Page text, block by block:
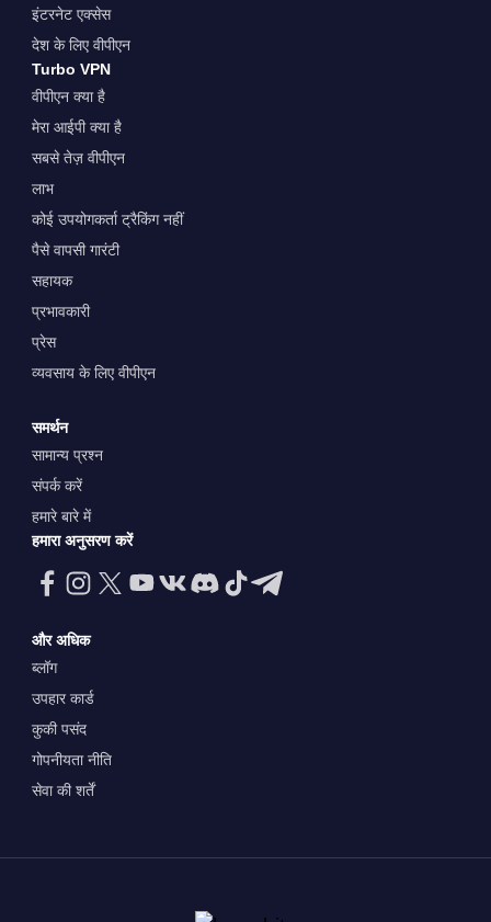
इंटरनेट एक्सेस
देश के लिए वीपीएन
Turbo VPN
वीपीएन क्या है
मेरा आईपी क्या है
सबसे तेज़ वीपीएन
लाभ
कोई उपयोगकर्ता ट्रैकिंग नहीं
पैसे वापसी गारंटी
सहायक
प्रभावकारी
प्रेस
व्यवसाय के लिए वीपीएन
समर्थन
सामान्य प्रश्न
संपर्क करें
हमारे बारे में
हमारा अनुसरण करें
और अधिक
ब्लॉग
उपहार कार्ड
कुकी पसंद
गोपनीयता नीति
सेवा की शर्तें